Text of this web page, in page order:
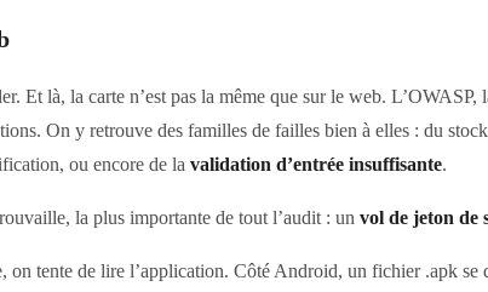
Et là, la carte n’est pas la même que sur le web.
On y retrouve des familles de failles bien à elles : du
ou encore de la validation d’entrée insuffisante.
la plus importante de tout l’audit : un vol de jeton de
tente de lire l’application. Côté Android, un fichier .apk se